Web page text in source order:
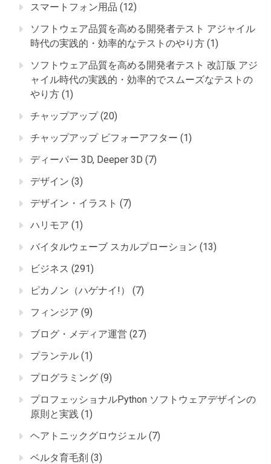
スマートフォン用品 (12)
ソフトウェア品質を高める開発者テスト アジャイル
時代の実践的・効率的なテストのやり方 (1)
ソフトウェア品質を高める開発者テスト 改訂版 アジ
ャイル時代の実践的・効率的でスムーズなテストの
やり方 (1)
チャップアップ(20)
チャップアップ ビフォーアフター (1)
ディーパー 3D, Deeper 3D (7)
デザイン (3)
デザイン・イラスト (7)
ハリモア (1)
バイタルウェーブ スカルプローション (13)
ビジネス (291)
ピカノン（ハゲナイ!）
(7)
フィンジア (9)
ブログ・メディア運営 (27)
プランテル (1)
プログラミング (9)
プロフェッショナルPython ソフトウェアデザインの
原則と実践 (1)
ヘアトニックグロウジェル (7)
ベルタ育毛剤 (3)